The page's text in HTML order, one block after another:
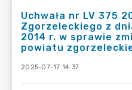
Uchwała nr LV 375
Zgorzeleckiego z
2014 r. w sprawie
powiatu
2025-07-17 14:37